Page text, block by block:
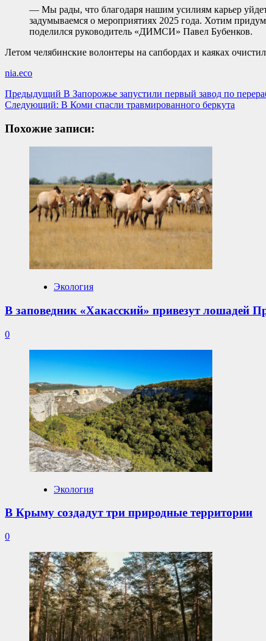
— Мы рады, что благодаря нашим усилиям карьер
задумываемся о мероприятиях 2025 года. Хотим
поделился руководитель «ДИМСИ» Павел Бубенков.
Летом челябинские волонтеры на сапбордах и каяках
nia.eco
Навигация
записи
Предыдущий В Запорожье запустили первый завод по
Следующий: В Коми спасли травмированного беркута
Похожие записи:
Экология
В заповедник «Хакасский» привезут лошадей
0
Экология
В Крыму создадут три природные территории
0